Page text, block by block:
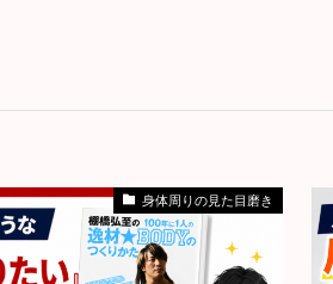
身体周りの見た目磨き